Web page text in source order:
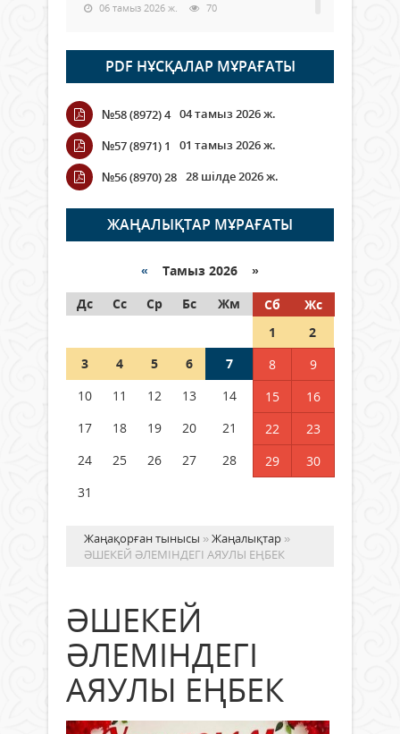
06 тамыз 2026 ж. 70
Open Air: Қызылорда облысы
полиция департаменті 20
мыңнан астам көрерменнің
қауіпсіздігін қамтамасыз етті
06 тамыз 2026 ж.
Wi-Fi ҚАБЫРҒА АРҚЫЛЫ ҚАЛАЙ
ӨТЕДІ?
06 тамыз 2026 ж. 252
граждане Казахстана,
05 тамыз 2026 ж. 131
Шетелде жүрген Қазақстан
азаматтары қалай дауыс бере
PDF НҰСҚАЛАР МҰРАҒАТЫ
№58 (8972) 4 04 тамыз 2026 ж.
№57 (8971) 1
01 тамыз 2026 ж.
№56 (8970) 28 28 шілде 2026 ж.
ЖАҢАЛЫҚТАР МҰРАҒАТЫ
« Тамыз 2026 »
Дс
Сс Ср Бс Жм Сб
Жс
1
2
3
4 5 6 7 8
9
10
11 12 13 14 15
16
17
18 19 20 21 22
23
24
25 26 27 28 29
30
31
Жаңақорған тынысы »Жаңалықтар »
ӘШЕКЕЙ ӘЛЕМІНДЕГІ АЯУЛЫ ЕҢБЕК
ӘШЕКЕЙ
ӘЛЕМІНДЕГІ
АЯУЛЫ ЕҢБЕК